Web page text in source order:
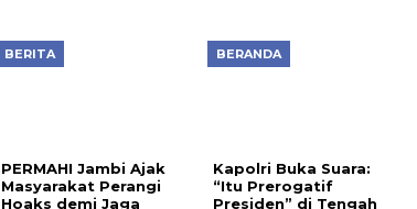
BERITA
PERMAHI Jambi Ajak
Masyarakat Perangi
Hoaks demi Jaga
BERANDA
Kapolri Buka Suara:
“Itu Prerogatif
Presiden” di Tengah